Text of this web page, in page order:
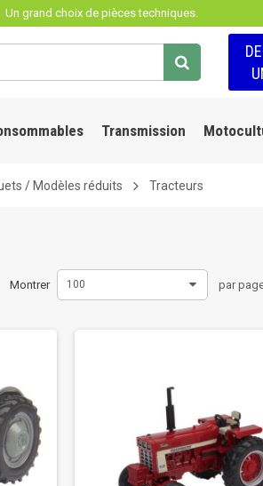
Un grand choix de pièces techniques.
Transmission
/ Modèles réduits Tracteurs
Montrer 100 par